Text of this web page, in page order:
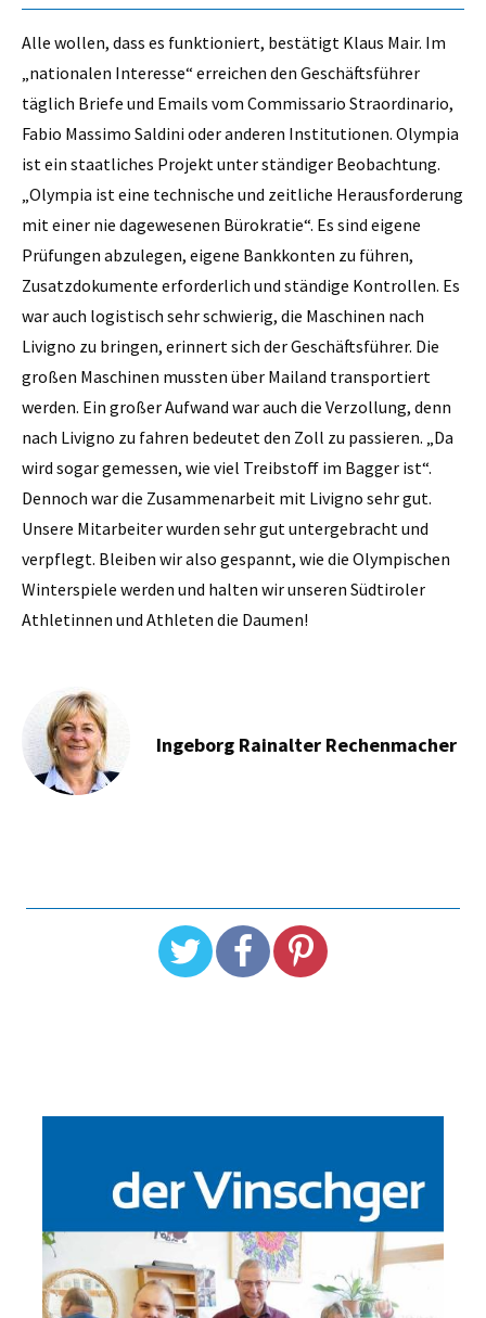
Alle wollen, dass es funktioniert, bestätigt Klaus Mair. Im
„nationalen Interesse“ erreichen den Geschäftsführer
täglich Briefe und Emails vom Commissario Straordinario,
Fabio Massimo Saldini oder anderen Institutionen. Olympia
ist ein staatliches Projekt unter ständiger Beobachtung.
„Olympia ist eine technische und zeitliche Herausforderung
mit einer nie dagewesenen Bürokratie“. Es sind eigene
Prüfungen abzulegen, eigene Bankkonten zu führen,
Zusatzdokumente erforderlich und ständige Kontrollen. Es
war auch logistisch sehr schwierig, die Maschinen nach
Livigno zu bringen, erinnert sich der Geschäftsführer. Die
großen Maschinen mussten über Mailand transportiert
werden. Ein großer Aufwand war auch die Verzollung, denn
nach Livigno zu fahren bedeutet den Zoll zu passieren. „Da
wird sogar gemessen, wie viel Treibstoff im Bagger ist“.
Dennoch war die Zusammenarbeit mit Livigno sehr gut.
Unsere Mitarbeiter wurden sehr gut untergebracht und
verpflegt. Bleiben wir also gespannt, wie die Olympischen
Winterspiele werden und halten wir unseren Südtiroler
Athletinnen und Athleten die Daumen!
Ingeborg Rainalter Rechenmacher